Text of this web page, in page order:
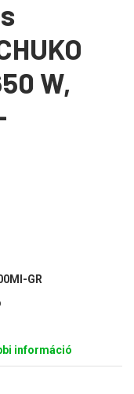
W,
GR
információ